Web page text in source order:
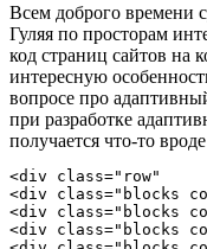
Всем доброго времени
Гуляя по просторам
код страниц сайтов на
интересную
вопросе про
при разработке
получается что-то
<div class="row"
<div class="blocks
<div class="blocks
<div class="blocks